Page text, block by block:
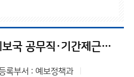
2025년 제1회 예보국 공무직·기간제근로자 채용 서류전형 합격자 발표 및 면접시험계획 공고
록부서 : 예보정책과